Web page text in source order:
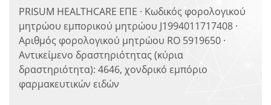
PRISUM HEALTHCARE ΕΠΕ · Κωδικός φορολογικού
μητρώου εμπορικού μητρώου J1994011717408 ·
Αριθμός φορολογικού μητρώου RO 5919650 ·
Αντικείμενο δραστηριότητας (κύρια
δραστηριότητα): 4646, χονδρικό εμπόριο
φαρμακευτικών ειδών